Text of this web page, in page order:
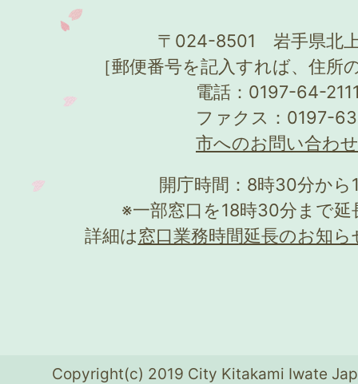
〒024-8501 岩手県北
［郵便番号を記入すれば、住所
電話：0197-64-
ファクス：0197-
市へのお問い合わ
開庁時間：8時30分か
※一部窓口を18時30分まで
詳細は窓口業務時間延長のお知ら
Copyright(c) 2019 City Kitakami Iwate